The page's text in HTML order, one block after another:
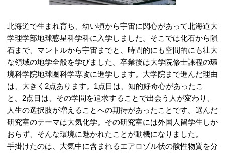
北海道で生まれ育ち、幼い頃から宇宙に関心があって北海道大
学理学部地球惑星科学科に入学しました。そこでは化石から隕
石まで、マントルから宇宙までと、時間的にも空間的にも壮大
な領域の地学全般を学びました。卒業後は大学院修士課程の環
境科学院地球圏科学専攻に進学します。大学院まで進んだ理由
は、大きく2点あります。1点目は、知的好奇心があったこ
と。2点目は、その学問を追求することで出会う人が変わり、
人生の選択肢が増えることへの期待があったことです。選んだ
研究室のテーマは大気化学。その研究室には外国人留学生しか
おらず、そんな環境に魅かれたことが動機になりました。
手掛けたのは、大気中に含まれるエアロゾル状の酸性物質を分